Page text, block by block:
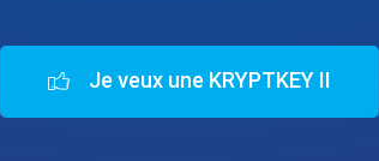
Je veux une KRYPTKEY II